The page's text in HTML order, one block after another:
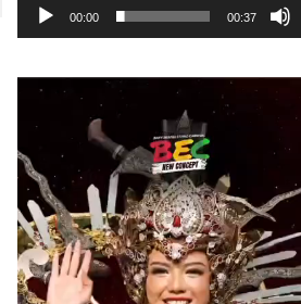
00:00 00:37
Pemutar